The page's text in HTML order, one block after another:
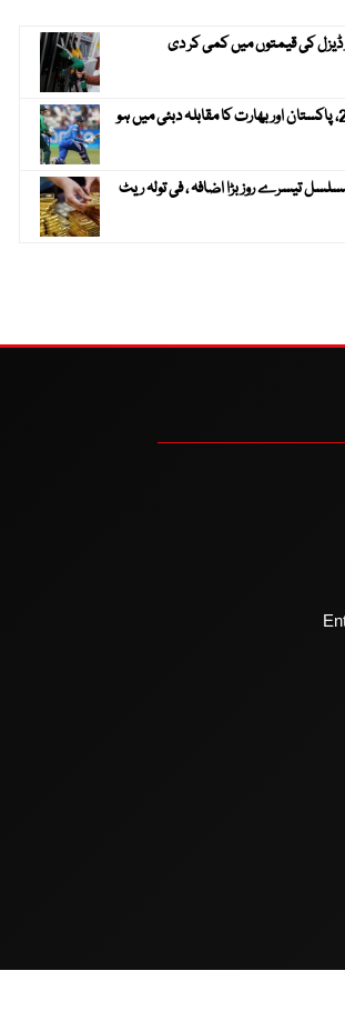
کی قیمتوں میں کمی کر دی
ویمنز ایشیا کپ 2026، پاکستان اور بھارت کا مقابلہ دبئی میں ہو
تیسرے روز بڑا اضافہ ، فی تولہ ریٹ